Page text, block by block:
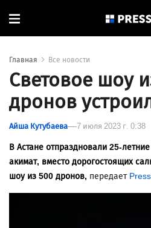
Главная Все новости
Световое шоу
дронов
Айша Кутубаева 7 июля 2023 г. 0:38
В Астане отпраздновали 25-
акимат, вместо дорогостоящих
шоу из 500 дронов, передает